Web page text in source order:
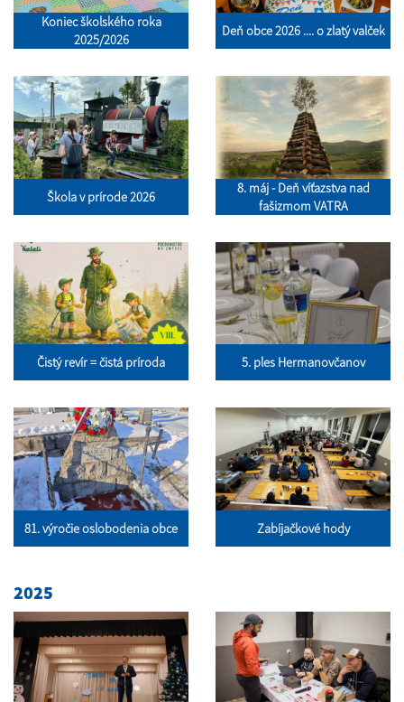
Koniec školského roka
2025/2026
Deň obce 2026 .... o zlatý valček
Škola v prírode 2026
8. máj - Deň víťazstva nad
fašizmom VATRA
Čistý revír = čistá príroda 5. ples Hermanovčanov
81. výročie oslobodenia obce Zabíjačkové hody
2025